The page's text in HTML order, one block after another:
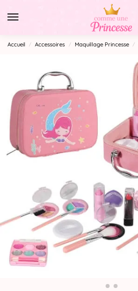
Accueil / Accessoires / Maquillage Princesse /